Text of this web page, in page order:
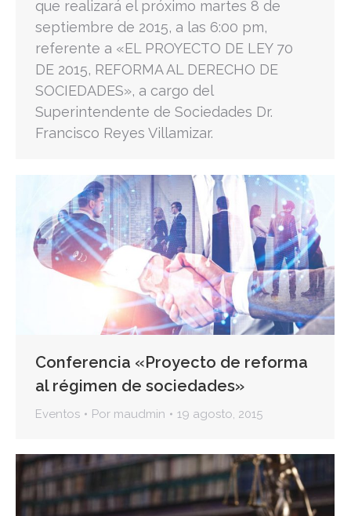
que realizará el próximo martes 8 de
septiembre de 2015, a las 6:00 pm,
referente a «EL PROYECTO DE LEY 70
DE 2015, REFORMA AL DERECHO DE
SOCIEDADES», a cargo del
Superintendente de Sociedades Dr.
Francisco Reyes Villamizar.
Conferencia «Proyecto de reforma
al régimen de sociedades»
Eventos Por maudmin 19 agosto, 2015